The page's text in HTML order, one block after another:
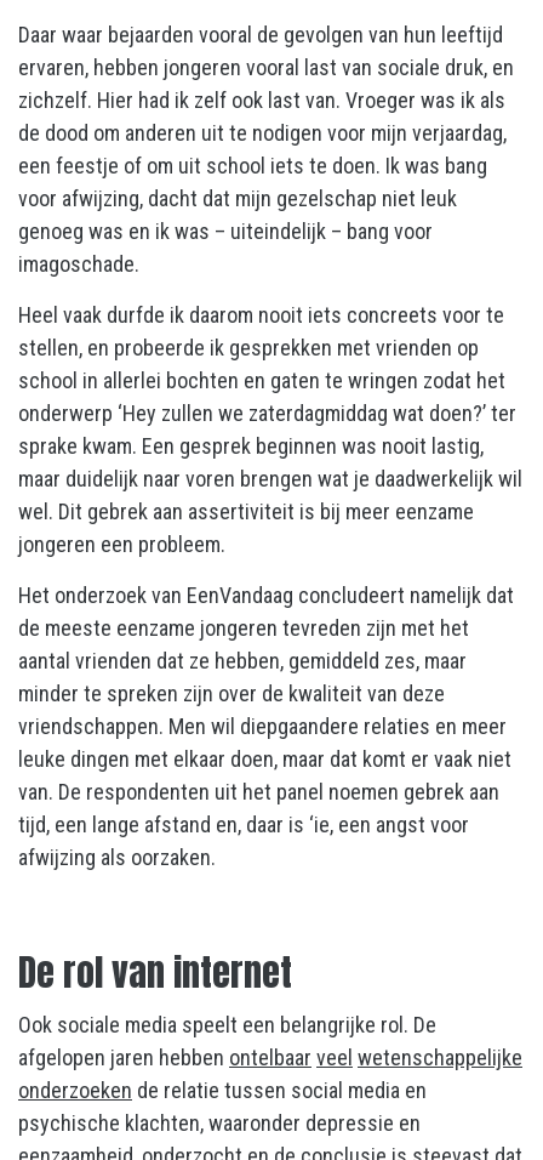
Daar waar bejaarden vooral de gevolgen van hun leeftijd
ervaren, hebben jongeren vooral last van sociale druk, en
zichzelf. Hier had ik zelf ook last van. Vroeger was ik als
de dood om anderen uit te nodigen voor mijn verjaardag,
een feestje of om uit school iets te doen. Ik was bang
voor afwijzing, dacht dat mijn gezelschap niet leuk
genoeg was en ik was – uiteindelijk – bang voor
imagoschade.
Heel vaak durfde ik daarom nooit iets concreets voor te
stellen, en probeerde ik gesprekken met vrienden op
school in allerlei bochten en gaten te wringen zodat het
onderwerp ‘Hey zullen we zaterdagmiddag wat doen?’ ter
sprake kwam. Een gesprek beginnen was nooit lastig,
maar duidelijk naar voren brengen wat je daadwerkelijk wil
wel. Dit gebrek aan assertiviteit is bij meer eenzame
jongeren een probleem.
Het onderzoek van EenVandaag concludeert namelijk dat
de meeste eenzame jongeren tevreden zijn met het
aantal vrienden dat ze hebben, gemiddeld zes, maar
minder te spreken zijn over de kwaliteit van deze
vriendschappen. Men wil diepgaandere relaties en meer
leuke dingen met elkaar doen, maar dat komt er vaak niet
van. De respondenten uit het panel noemen gebrek aan
tijd, een lange afstand en, daar is ‘ie, een angst voor
afwijzing als oorzaken.
De rol van internet
Ook sociale media speelt een belangrijke rol. De
afgelopen jaren hebben ontelbaar veel wetenschappelijke
onderzoeken de relatie tussen social media en
psychische klachten, waaronder depressie en